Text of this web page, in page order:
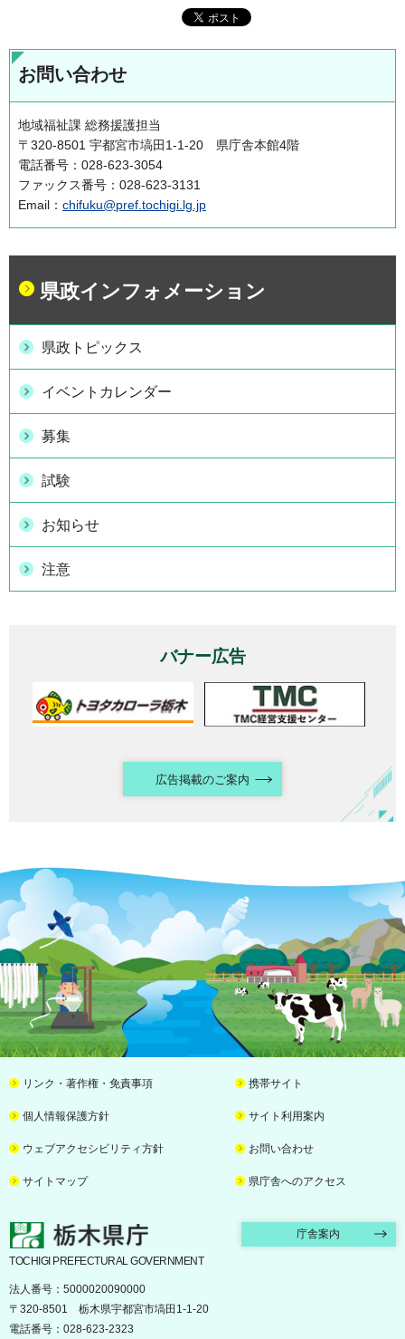
お問い合わせ
地域福祉課 総務援護担当
〒320-8501 宇都宮市塙田1-1-20 県庁舎本館4階
電話番号：028-623-3054
ファックス番号：028-623-3131
Email： chifuku@pref.tochigi.lg.jp
県政インフォメーション
県政トピックス
イベントカレンダー
募集
試験
お知らせ
注意
バナー広告
広告掲載のご案内
リンク・著作権・免責事項 携帯サイト
個人情報保護方針 サイト利用案内
ウェブアクセシビリティ方針 お問い合わせ
サイトマップ 県庁舎へのアクセス
栃木県庁 庁舎案内
TOCHIGI PREFECTURAL GOVERNMENT
法人番号：5000020090000
〒320-8501 栃木県宇都宮市塙田1-1-20
電話番号：028-623-2323